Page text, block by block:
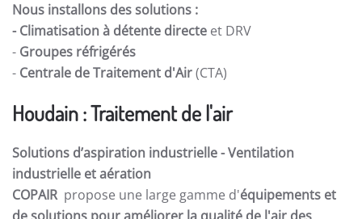
Nous installons des solutions :
- Climatisation à détente directe et DRV
- Groupes réfrigérés
- Centrale de Traitement d'Air(CTA)
Houdain : Traitement de l'air
Solutions d’aspiration industrielle -Ventilation
industrielle et aération
COPAIR propose une large gamme d'équipements et